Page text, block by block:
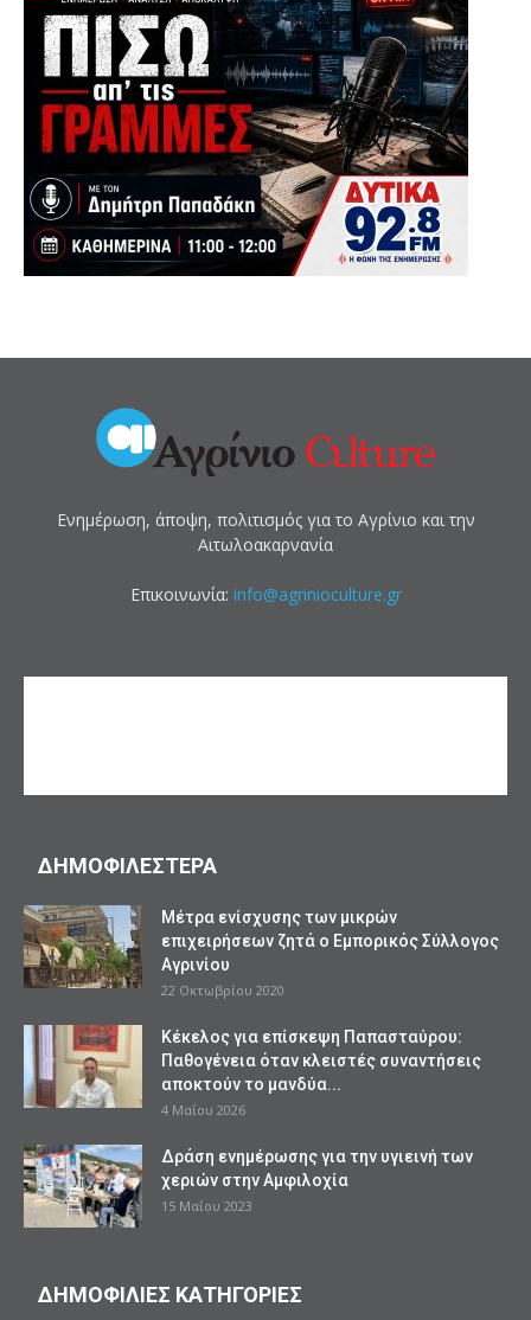
Ενημέρωση, άποψη, πολιτισμός για το Αγρίνιο και την
Αιτωλοακαρνανία
Επικοινωνία: info@agrinioculture.gr
ΔΗΜΟΦΙΛΕΣΤΕΡΑ
Mέτρα ενίσχυσης των μικρών
επιχειρήσεων ζητά ο Εμπορικός Σύλλογος
Αγρινίου
22 Οκτωβρίου 2020
Κέκελος για επίσκεψη Παπασταύρου:
Παθογένεια όταν κλειστές συναντήσεις
αποκτούν το μανδύα...
4 Μαΐου 2026
Δράση ενημέρωσης για την υγιεινή των
χεριών στην Αμφιλοχία
15 Μαΐου 2023
ΔΗΜΟΦΙΛΙΕΣ ΚΑΤΗΓΟΡΙΕΣ